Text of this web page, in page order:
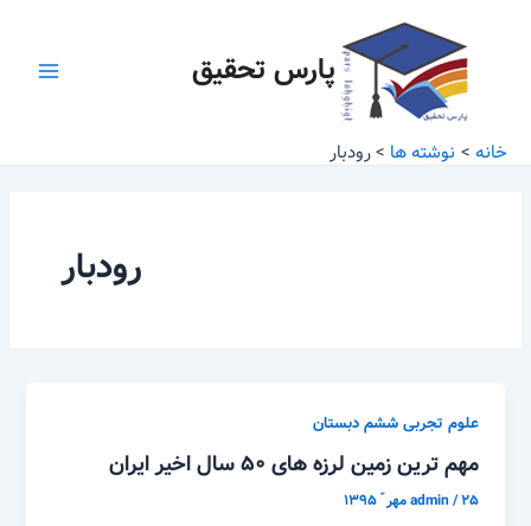
پارس تحقیق
خانه نوشته ها رودبار
رودبار
علوم تجربی ششم دبستان
مهم ترین زمین لرزه های ۵۰ سال اخیر ایران
admin/۲۵ مهر ّ ۱۳۹۵